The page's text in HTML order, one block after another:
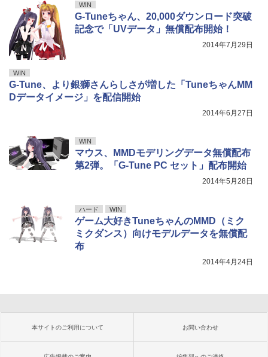
WIN
G-Tuneちゃん、20,000ダウンロード突破
記念で「UVデータ」無償配布開始！
2014年7月29日
WIN
G-Tune、より銀獅さんらしさが増した「TuneちゃんMM
Dデータイメージ」を配信開始
2014年6月27日
WIN
マウス、MMDモデリングデータ無償配布
第2弾。「G-Tune PC セット」配布開始
2014年5月28日
ハード WIN
ゲーム大好きTuneちゃんのMMD（ミク
ミクダンス）向けモデルデータを無償配
布
2014年4月24日
本サイトのご利用について お問い合わせ